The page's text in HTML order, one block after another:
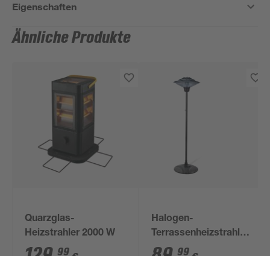
Eigenschaften
Ähnliche Produkte
Quarzglas-
Heizstrahler 2000 W
99
Halogen-
Terrassenheizstrahler
1500 W
99